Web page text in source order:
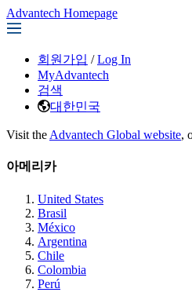
Advantech Homepage
회원가입 / Log In
MyAdvantech
검색
대한민국
Visit the Advantech Global website,
아메리카
United States
Brasil
México
Argentina
Chile
Colombia
Perú